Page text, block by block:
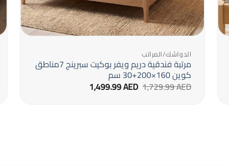
+
الدواشك/المراتب
مرتبة فندقية دريم ويفر بوكيت سبرينج 7مناطق
كوين 160×200+30 سم
1,729.99AED السعر
الأصلي1,499.99AED